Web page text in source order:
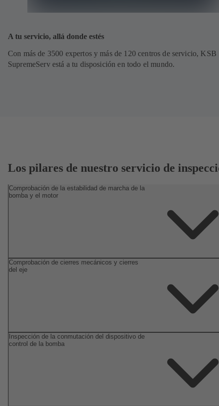
A tu servicio, allá donde estés
Con más de 3500 expertos y más de 120 centros de servicio, KSB
SupremeServ está a tu disposición en todo el mundo.
Los pilares de nuestro servicio de
Comprobación de la estabilidad de marcha de la
bomba y el motor
Comprobación de cierres mecánicos y cierres
del eje
Inspección de la conmutación del dispositivo de
control de la bomba